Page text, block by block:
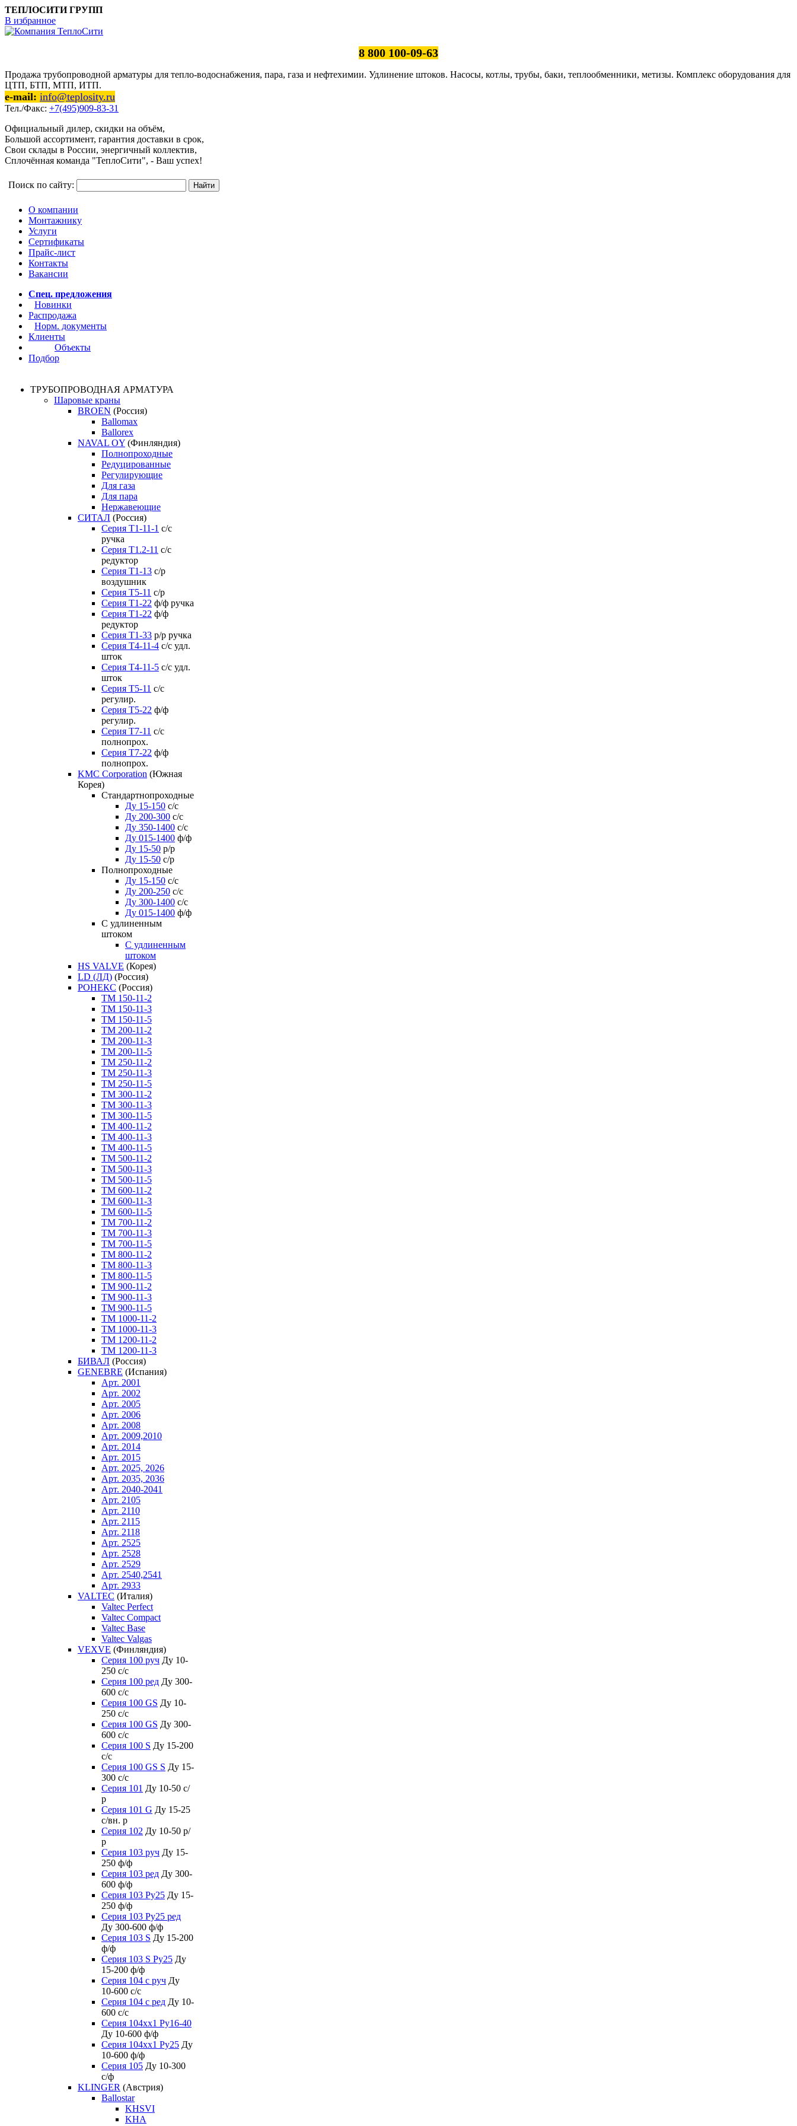
ТЕПЛОСИТИ ГРУПП
В избранное
8 800 100-09-63
Продажа трубопроводной арматуры для тепло-водоснабжения, пара, газа и нефтехимии. Удлинение штоков. Насосы, котлы, трубы, баки, теплообменники, метизы. Комплекс оборудования для
ЦТП, БТП, МТП, ИТП.
e-mail: info@teplosity.ru
Тел./Факс: +7(495)909-83-31
Официальный дилер, скидки на объём,
Большой ассортимент, гарантия доставки в срок,
Свои склады в России, энергичный коллектив,
Сплочённая команда "ТеплоСити", - Ваш успех!
Поиск по сайту:
О компании
Монтажнику
Услуги
Сертификаты
Прайс-лист
Контакты
Вакансии
Спец. предложения
Новинки
Распродажа
Норм. документы
Клиенты
Объекты
Подбор
ТРУБОПРОВОДНАЯ АРМАТУРА
Шаровые краны
BROEN (Россия)
Ballomax
Ballorex
NAVAL OY (Финляндия)
Полнопроходные
Редуцированные
Регулирующие
Для газа
Для пара
Нержавеющие
СИТАЛ (Россия)
Серия Т1-11-1 с/с
ручка
Серия Т1.2-11 с/с
редуктор
Серия Т1-13 с/р
воздушник
Серия T5-11 с/р
Серия Т1-22 ф/ф ручка
Серия Т1-22 ф/ф
редуктор
Серия T1-33 р/р ручка
Серия Т4-11-4 с/с удл.
шток
Серия Т4-11-5 с/с удл.
шток
Серия Т5-11 с/с
регулир.
Серия Т5-22 ф/ф
регулир.
Серия Т7-11 с/с
полнопрох.
Серия Т7-22 ф/ф
полнопрох.
KMC Corporation (Южная
Корея)
Стандартнопроходные
Ду 15-150 с/с
Ду 200-300 с/с
Ду 350-1400 с/с
Ду 015-1400 ф/ф
Ду 15-50 р/р
Ду 15-50 с/р
Полнопроходные
Ду 15-150 с/с
Ду 200-250 с/с
Ду 300-1400 с/с
Ду 015-1400 ф/ф
С удлиненным
штоком
C удлиненным
штоком
HS VALVE (Корея)
LD (ЛД) (Россия)
РОНЕКС (Россия)
ТM 150-11-2
ТM 150-11-3
ТM 150-11-5
ТM 200-11-2
ТM 200-11-3
ТM 200-11-5
ТM 250-11-2
ТM 250-11-3
ТM 250-11-5
ТM 300-11-2
ТM 300-11-3
ТM 300-11-5
ТM 400-11-2
ТM 400-11-3
ТM 400-11-5
ТM 500-11-2
ТM 500-11-3
ТM 500-11-5
ТM 600-11-2
ТM 600-11-3
ТM 600-11-5
ТM 700-11-2
ТM 700-11-3
ТM 700-11-5
ТM 800-11-2
ТM 800-11-3
ТM 800-11-5
ТM 900-11-2
ТM 900-11-3
ТM 900-11-5
ТM 1000-11-2
ТM 1000-11-3
ТM 1200-11-2
ТM 1200-11-3
БИВАЛ (Россия)
GENEBRE (Испания)
Арт. 2001
Арт. 2002
Арт. 2005
Арт. 2006
Арт. 2008
Арт. 2009,2010
Арт. 2014
Арт. 2015
Арт. 2025, 2026
Арт. 2035, 2036
Арт. 2040-2041
Арт. 2105
Арт. 2110
Арт. 2115
Арт. 2118
Арт. 2525
Арт. 2528
Арт. 2529
Арт. 2540,2541
Арт. 2933
VALTEC (Италия)
Valtec Perfect
Valtec Compact
Valtec Base
Valtec Valgas
VEXVE (Финляндия)
Серия 100 руч Ду 10-
250 c/c
Серия 100 ред Ду 300-
600 c/c
Серия 100 GS Ду 10-
250 c/c
Серия 100 GS Ду 300-
600 c/c
Серия 100 S Ду 15-200
c/c
Серия 100 GS S Ду 15-
300 c/c
Серия 101 Ду 10-50 с/
р
Серия 101 G Ду 15-25
с/вн. р
Серия 102 Ду 10-50 р/
р
Серия 103 руч Ду 15-
250 ф/ф
Серия 103 ред Ду 300-
600 ф/ф
Серия 103 Ру25 Ду 15-
250 ф/ф
Серия 103 Ру25 ред
Ду 300-600 ф/ф
Серия 103 S Ду 15-200
ф/ф
Серия 103 S Ру25 Ду
15-200 ф/ф
Серия 104 с руч Ду
10-600 с/с
Серия 104 с ред Ду 10-
600 с/с
Серия 104xx1 Ру16-40
Ду 10-600 ф/ф
Серия 104xx1 Ру25 Ду
10-600 ф/ф
Серия 105 Ду 10-300
с/ф
KLINGER (Австрия)
Ballostar
KHSVI
KHA